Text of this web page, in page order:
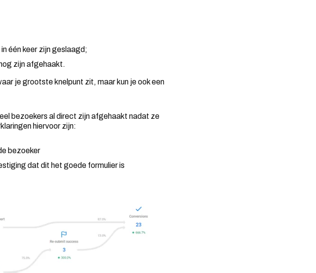
één keer zijn geslaagd;
zijn afgehaakt.
je grootste knelpunt zit, maar kun je ook een
bezoekers al direct zijn afgehaakt nadat ze
hiervoor zijn:
bezoeker
dat dit het goede formulier is